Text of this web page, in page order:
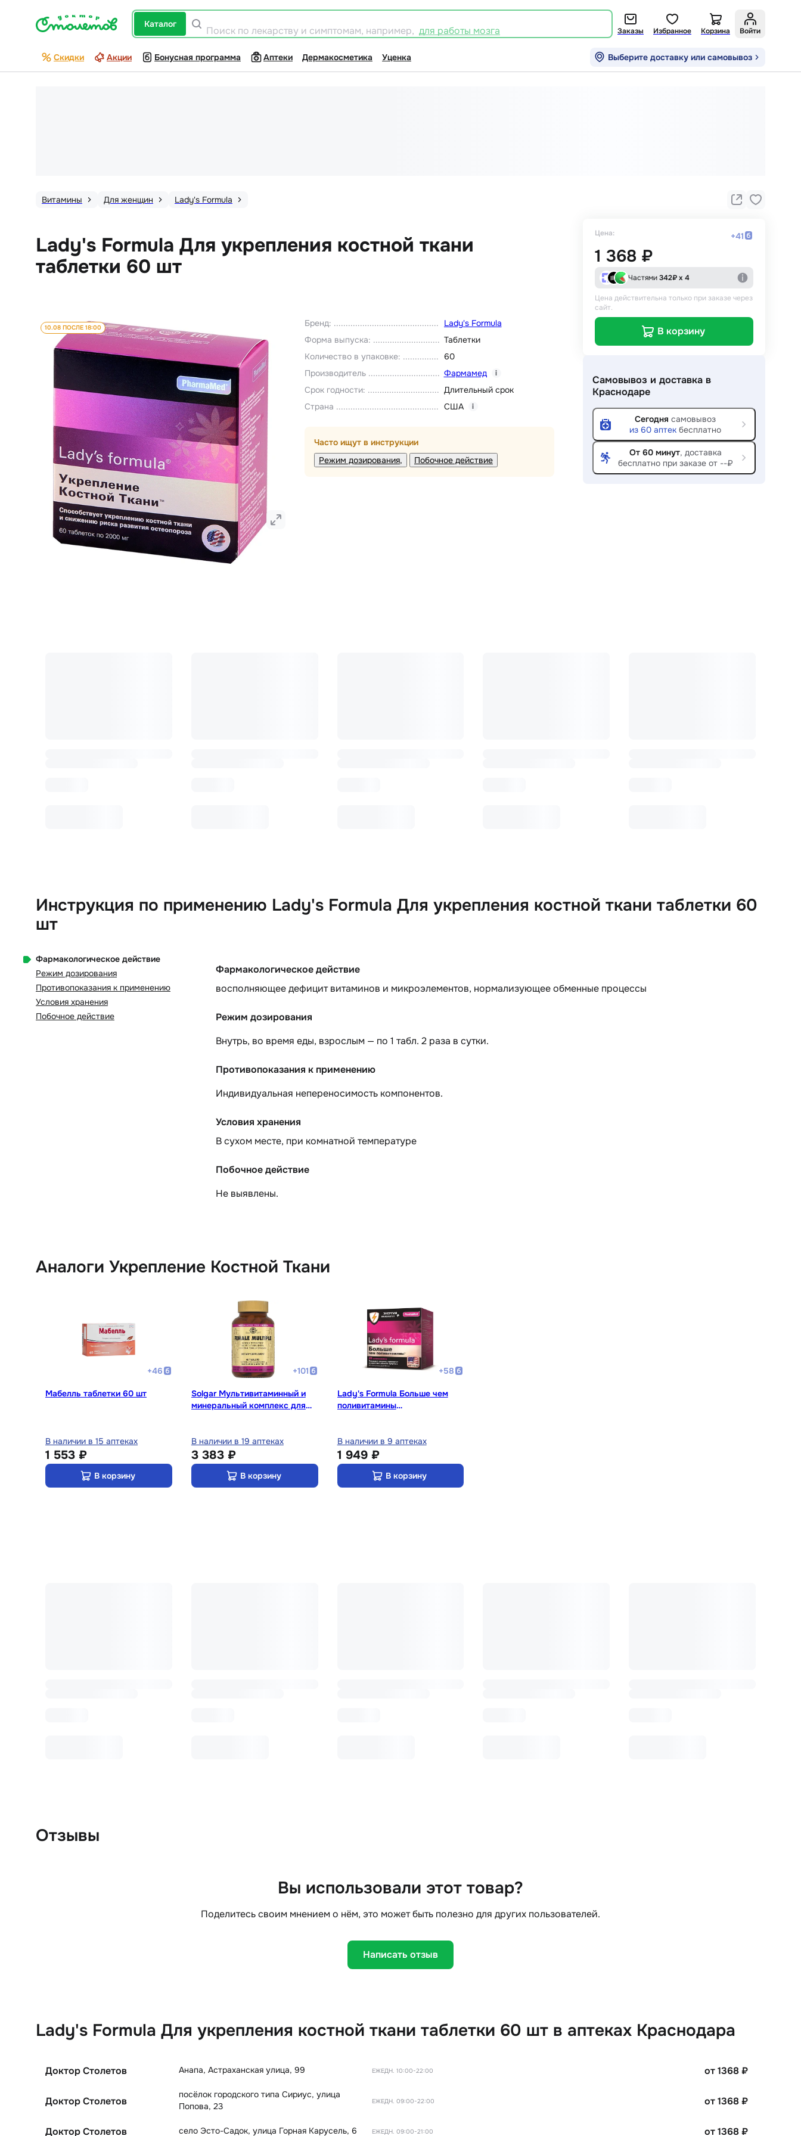
каталог
Поиск по лекарству и симптомам, например, для работы мозга Заказы Избранное Корзина Войти
Скидки Акции Бонусная программа Аптеки Дермакосметика Уценка Выберите доставку или самовывоз
Витамины Для женщин Lady's Formula
Lady's Formula Для укрепления костной ткани
таблетки 60 шт
10.08 ПОСЛЕ 18:00 Бренд:
Lady's Formula
Форма выпуска:
Таблетки
Количество в упаковке:
60
Производитель
Фармамед i
Срок годности:
Длительный срок
Страна
США i
Часто ищут в инструкции
Режим дозирования
Побочное действие
Цена: +41
1 368 ₽
Частями342₽ х 4
Цена действительна только при заказе через
сайт.
В корзину
Самовывоз и доставка в
Краснодаре
Сегодня самовывоз
из 60 аптек бесплатно
От 60 минут, доставка
бесплатно при заказе от --₽
Инструкция по применению Lady's Formula Для укрепления костной ткани таблетки 60
шт
Фармакологическое действие
Режим дозирования
Противопоказания к применению
Условия хранения
Побочное действие
Фармакологическое действие
восполняющее дефицит витаминов и микроэлементов, нормализующее обменные процессы
Режим дозирования
Внутрь, во время еды, взрослым — по 1 табл. 2 раза в сутки.
Противопоказания к применению
Индивидуальная непереносимость компонентов.
Условия хранения
В сухом месте, при комнатной температуре
Побочное действие
Не выявлены.
Аналоги Укрепление Костной Ткани
+46
Мабелль таблетки 60 шт
В наличии в 15 аптеках
1 553 ₽
В корзину
+101
Solgar Мультивитаминный и
минеральный комплекс для
В наличии в 19 аптеках
3 383 ₽
В корзину
+58
Lady's Formula Больше чем
поливитамины
В наличии в 9 аптеках
1 949 ₽
В корзину
Отзывы
Вы использовали этот товар?
Поделитесь своим мнением о нём, это может быть полезно для других пользователей.
Написать отзыв
Lady's Formula Для укрепления костной ткани таблетки 60 шт в аптеках Краснодара
Доктор Столетов Анапа, Астраханская улица, 99 ЕЖЕДН. 10:00-22:00 от 1368₽
Доктор Столетов
посёлок городского типа Сириус, улица
Попова, 23
ЕЖЕДН. 09:00-22:00 от 1368₽
Доктор Столетов село Эсто-Садок, улица Горная Карусель, 6 ЕЖЕДН. 09:00-21:00 от 1368₽